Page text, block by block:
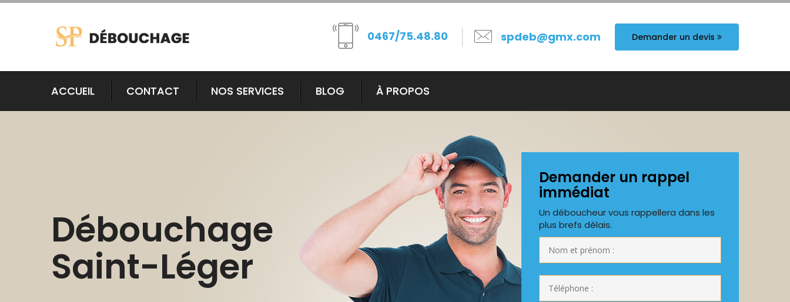
0467/75.48.80 spdeb@gmx.com Demander un devis
ACCUEIL CONTACT NOS SERVICES BLOG À PROPOS
Débouchage
Saint-Léger
Demander un rappel
immédiat
Un déboucheur vous rappellera dans les
plus brefs délais.